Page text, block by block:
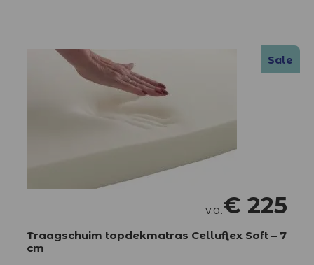
Sale
v.a.€ 225
Traagschuim topdekmatras Celluflex Soft – 7
cm